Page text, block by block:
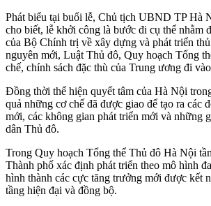
Phát biểu tại buổi lễ, Chủ tịch UBND TP Hà
cho biết, lễ khởi công là bước đi cụ thể nhằm
của Bộ Chính trị về xây dựng và phát triển
nguyên mới, Luật Thủ đô, Quy hoạch Tổng
chế, chính sách đặc thù của Trung ương đi
Đồng thời thể hiện quyết tâm của Hà Nội
quả những cơ chế đã được giao để tạo ra các
mới, các không gian phát triển mới và những
dân Thủ đô.
Trong Quy hoạch Tổng thể Thủ đô Hà Nội
Thành phố xác định phát triển theo mô hình
hình thành các cực tăng trưởng mới được kết
tầng hiện đại và đồng bộ.